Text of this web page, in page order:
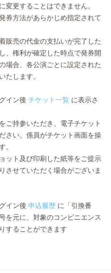
変更することはできません。
券方法があらかじめ指定されて
販売の代金の支払いが完了した
、権利が確定した時点で発券開
場合、各公演ごとに設定された
たします。
イン後 チケット一覧 に表示さ
ご持参いただき、電子チケット
さい。係員がチケット画面を操
。
ット及び印刷した紙等をご提示
させていただく場合がございま
イン後 申込履歴 に「引換番
を元に、対象のコンビニエンス
することができます